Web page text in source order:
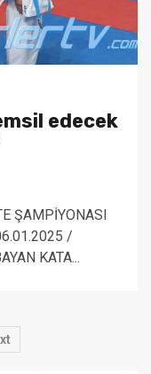
edecek
ŞAMPİYONASI
/
KATA...